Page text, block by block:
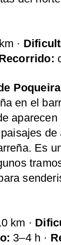
·
Poqueira
en el
aparecen
de
Es
km ·
3–4 h ·